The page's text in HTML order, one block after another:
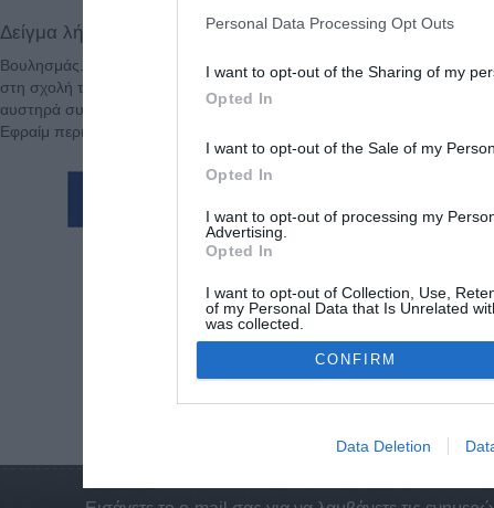
Personal Data Processing Opt Outs
I want to opt-out of the Sharing of my
Opted In
I want to opt-out of the Sale of my
Opted In
I want to opt-out of processing my
Advertising.
Opted In
I want to opt-out of Collection, Use,
of my Personal Data that Is Unrelated
was collected.
Opted Out
CONFIRM
Data Deletion
Δείγμα λήμματος:
Βουλησμάς. Δωρόθεος (Ιθάκη, 1740 ; - Κωνσταντινούπολη, 1818).
στη σχολή του Αιτωλικού και στην Ευαγγελική Σχολή της Σμύρνης
αυστηρά συντηρητικό δάσκαλο Ιερόθεο Δενδρινό . Συνοδεύοντας τον
Εφραίμ περιόδευσε την Παλαιστίνη και τη ...